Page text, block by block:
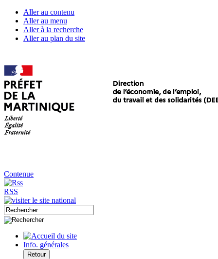
Aller au contenu
Aller au menu
Aller à la recherche
Aller au plan du site
Contenue
RSS
Info. générales
Retour